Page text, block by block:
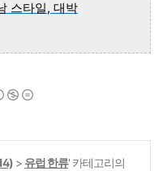
스타일, 대박
> 유럽 한류' 카테고리의